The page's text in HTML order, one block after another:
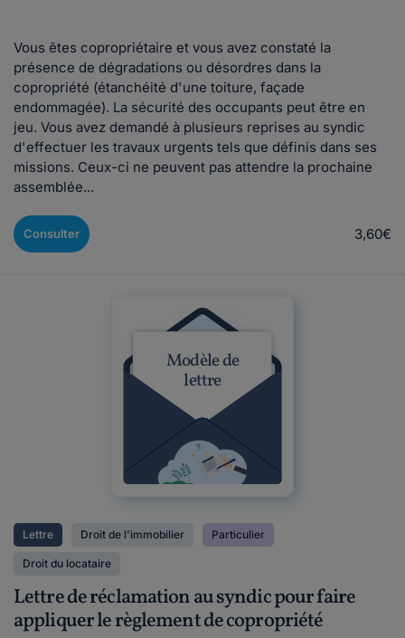
Vous êtes copropriétaire et vous avez constaté la
présence de dégradations ou désordres dans la
copropriété (étanchéité d'une toiture, façade
endommagée). La sécurité des occupants peut être en
jeu. Vous avez demandé à plusieurs reprises au syndic
d'effectuer les travaux urgents tels que définis dans ses
missions. Ceux-ci ne peuvent pas attendre la prochaine
assemblée...
Consulter 3,60€
Modèle de
lettre
Lettre Droit de l'immobilier Particulier
Droit du locataire
Lettre de réclamation au syndic pour faire
appliquer le règlement de copropriété